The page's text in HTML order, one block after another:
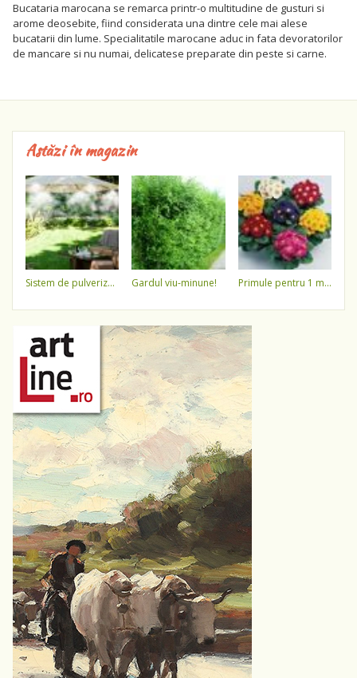
Bucataria marocana se remarca printr-o multitudine de gusturi si
arome deosebite, fiind considerata una dintre cele mai alese
bucatarii din lume. Specialitatile marocane aduc in fata devoratorilor
de mancare si nu numai, delicatese preparate din peste si carne.
Astăzi în magazin
sistem de pulverizare a apei gardul viu-minune! primule pentru 1 martie 3,5 lei / ghiveci !!!!